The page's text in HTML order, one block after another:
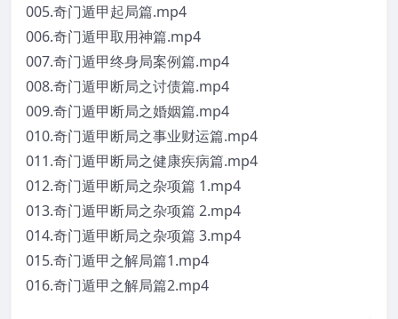
005.奇门遁甲起局篇.mp4
006.奇门遁甲取用神篇.mp4
007.奇门遁甲终身局案例篇.mp4
008.奇门遁甲断局之讨债篇.mp4
009.奇门遁甲断局之婚姻篇.mp4
010.奇门遁甲断局之事业财运篇.mp4
011.奇门遁甲断局之健康疾病篇.mp4
012.奇门遁甲断局之杂项篇 1.mp4
013.奇门遁甲断局之杂项篇 2.mp4
014.奇门遁甲断局之杂项篇 3.mp4
015.奇门遁甲之解局篇1.mp4
016.奇门遁甲之解局篇2.mp4